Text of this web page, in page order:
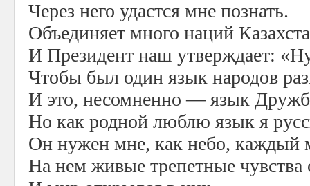
Через него удастся мне познать.
Объединяет много наций
И Президент наш утверждает:
Чтобы был один язык народов
И это, несомненно — язык
Но как родной люблю язык я
Он нужен мне, как небо, каждый
На нем живые трепетные